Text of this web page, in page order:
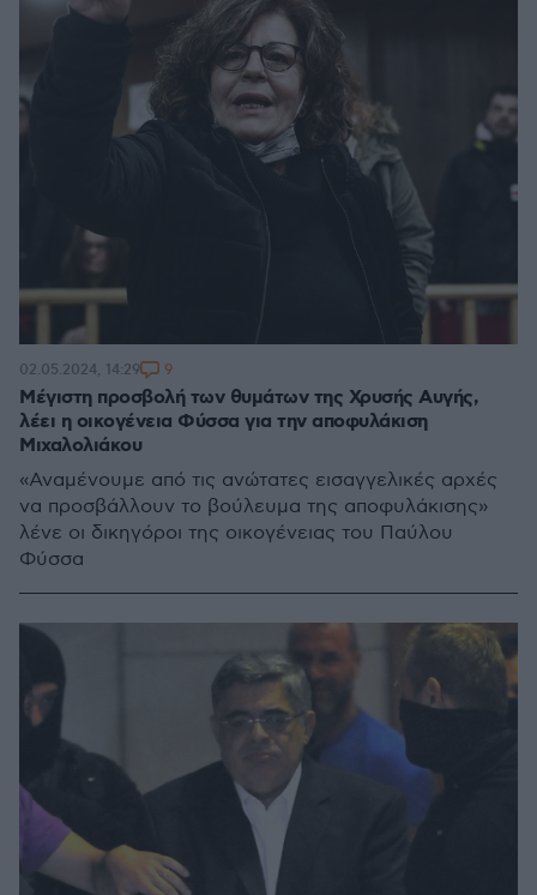
Mέγιστη προσβολή των θυμάτων της Χρυσής Αυγής,
λέει η οικογένεια Φύσσα για την αποφυλάκιση
Μιχαλολιάκου
«Αναμένουμε από τις ανώτατες εισαγγελικές αρχές
να προσβάλλουν το βούλευμα της αποφυλάκισης»
λένε οι δικηγόροι της οικογένειας του Παύλου
Φύσσα
02.05.2024, 14:29 9